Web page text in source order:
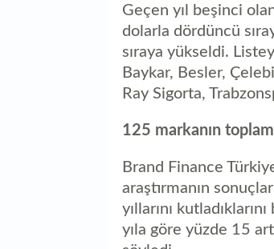
Geçen yıl beşinci
dolarla dördüncü
sıraya yükseldi.
Baykar, Besler,
Ray Sigorta,
125 markanın
Brand Finance
araştırmanın
yıllarını
yıla göre yüzde 15